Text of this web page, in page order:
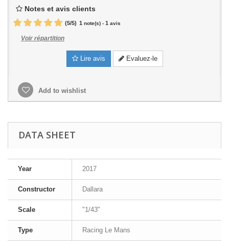
Notes et avis clients
(5/5) 1 note(s) - 1 avis
Voir répartition
Lire avis Evaluez-le
Add to wishlist
DATA SHEET
Year 2017
Constructor Dallara
Scale "1/43"
Type Racing Le Mans